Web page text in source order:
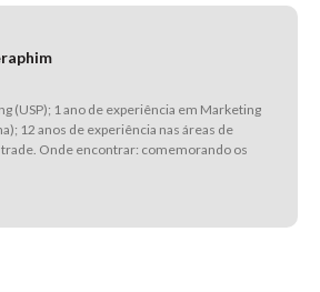
(USP); 1 ano de experiência em Marketing
12 anos de experiência nas áreas de
Onde encontrar: comemorando os